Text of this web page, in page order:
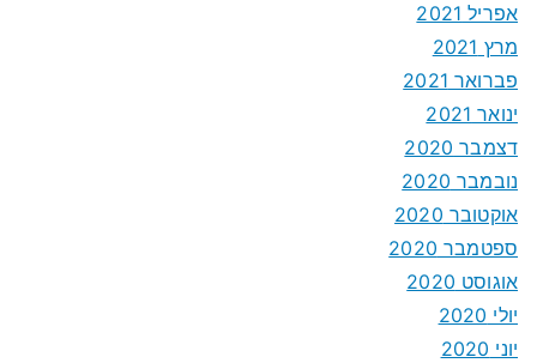
אפריל 2021
מרץ 2021
פברואר 2021
ינואר 2021
דצמבר 2020
נובמבר 2020
אוקטובר 2020
ספטמבר 2020
אוגוסט 2020
יולי 2020
יוני 2020